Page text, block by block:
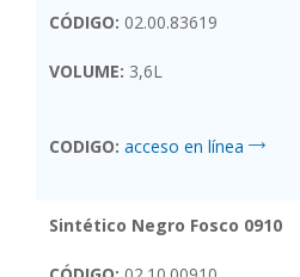
CÓDIGO: 02.00.83619
VOLUME: 3,6L
CODIGO: acceso en línea
Sintético Negro Fosco 0910